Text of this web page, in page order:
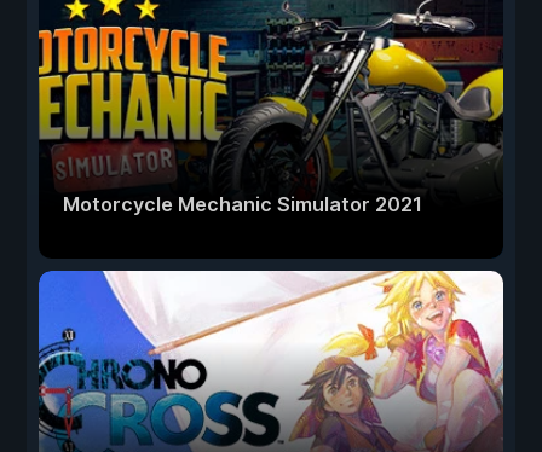
Motorcycle Mechanic Simulator 2021